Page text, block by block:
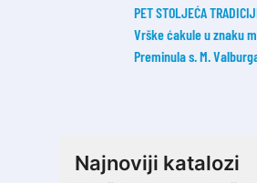
PET STOLJEĆA
Vrške ćakule u znaku
Preminula s. M.